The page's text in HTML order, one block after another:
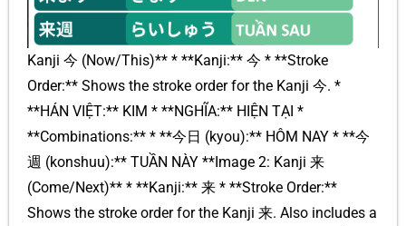
Kanji 今 (Now/This)** * **Kanji:** 今 * **Stroke
Order:** Shows the stroke order for the Kanji 今. *
**HÁN VIỆT:** KIM * **NGHĨA:** HIỆN TẠI *
**Combinations:** * **今日 (kyou):** HÔM NAY * **今
週 (konshuu):** TUẦN NÀY **Image 2: Kanji 来
(Come/Next)** * **Kanji:** 来 * **Stroke Order:**
Shows the stroke order for the Kanji 来. Also includes a